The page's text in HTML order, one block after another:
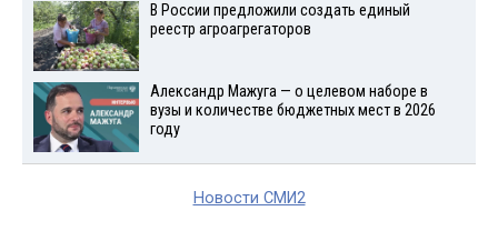
В России предложили создать единый
реестр агроагрегаторов
Александр Мажуга — о целевом наборе в
вузы и количестве бюджетных мест в 2026
году
Новости СМИ2